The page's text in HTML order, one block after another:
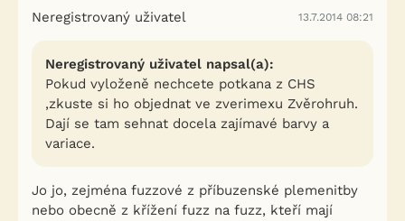
Neregistrovaný uživatel 13.7.2014 08:21
Neregistrovaný uživatel napsal(a):
Pokud vyloženě nechcete potkana z CHS
,zkuste si ho objednat ve zverimexu Zvěrohruh.
Dají se tam sehnat docela zajímavé barvy a
variace.
Jo jo, zejména fuzzové z příbuzenské plemenitby
nebo obecně z křížení fuzz na fuzz, kteří mají